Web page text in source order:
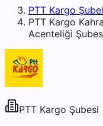
PTT Kargo
PTT Kargo
Acenteliği
PTT Kargo Şubesi